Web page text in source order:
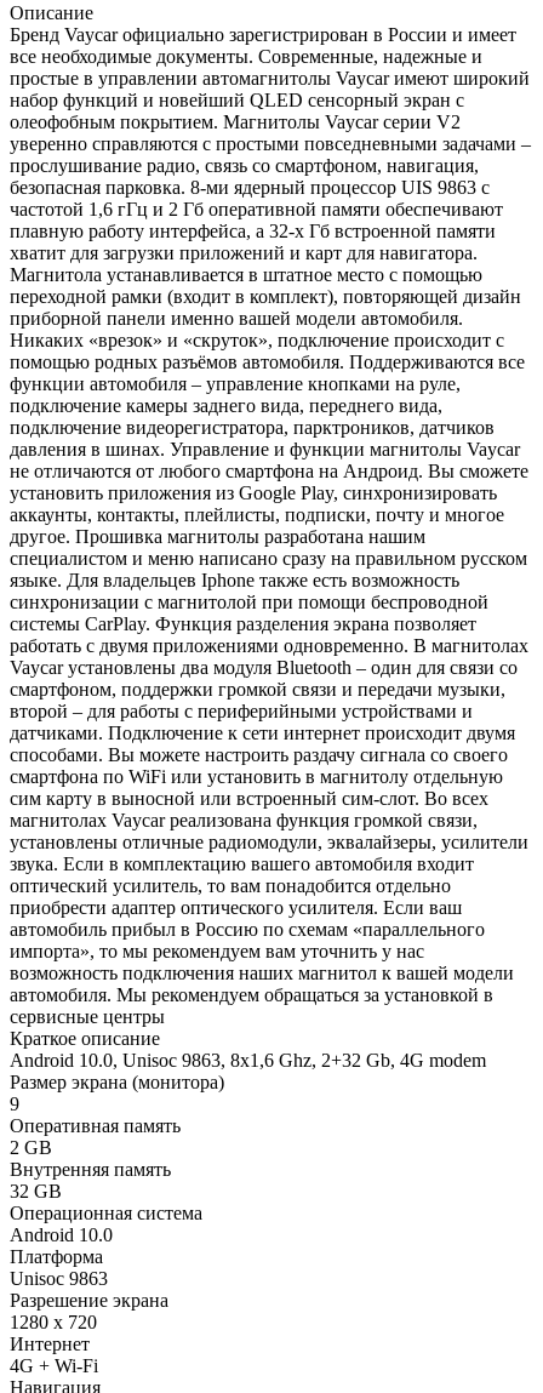
Описание
Бренд Vaycar официально зарегистрирован в России и имеет
все необходимые документы. Современные, надежные и
простые в управлении автомагнитолы Vaycar имеют широкий
набор функций и новейший QLED сенсорный экран с
олеофобным покрытием. Магнитолы Vaycar серии V2
уверенно справляются с простыми повседневными задачами –
прослушивание радио, связь со смартфоном, навигация,
безопасная парковка. 8-ми ядерный процессор UIS 9863 с
частотой 1,6 гГц и 2 Гб оперативной памяти обеспечивают
плавную работу интерфейса, а 32-х Гб встроенной памяти
хватит для загрузки приложений и карт для навигатора.
Магнитола устанавливается в штатное место с помощью
переходной рамки (входит в комплект), повторяющей дизайн
приборной панели именно вашей модели автомобиля.
Никаких «врезок» и «скруток», подключение происходит с
помощью родных разъёмов автомобиля. Поддерживаются все
функции автомобиля – управление кнопками на руле,
подключение камеры заднего вида, переднего вида,
подключение видеорегистратора, парктроников, датчиков
давления в шинах. Управление и функции магнитолы Vaycar
не отличаются от любого смартфона на Андроид. Вы сможете
установить приложения из Google Play, синхронизировать
аккаунты, контакты, плейлисты, подписки, почту и многое
другое. Прошивка магнитолы разработана нашим
специалистом и меню написано сразу на правильном русском
языке. Для владельцев Iphone также есть возможность
синхронизации с магнитолой при помощи беспроводной
системы CarPlay. Функция разделения экрана позволяет
работать с двумя приложениями одновременно. В магнитолах
Vaycar установлены два модуля Bluetooth – один для связи со
смартфоном, поддержки громкой связи и передачи музыки,
второй – для работы с периферийными устройствами и
датчиками. Подключение к сети интернет происходит двумя
способами. Вы можете настроить раздачу сигнала со своего
смартфона по WiFi или установить в магнитолу отдельную
сим карту в выносной или встроенный сим-слот. Во всех
магнитолах Vaycar реализована функция громкой связи,
установлены отличные радиомодули, эквалайзеры, усилители
звука. Если в комплектацию вашего автомобиля входит
оптический усилитель, то вам понадобится отдельно
приобрести адаптер оптического усилителя. Если ваш
автомобиль прибыл в Россию по схемам «параллельного
импорта», то мы рекомендуем вам уточнить у нас
возможность подключения наших магнитол к вашей модели
автомобиля. Мы рекомендуем обращаться за установкой в
сервисные центры
Краткое описание
Android 10.0, Unisoc 9863, 8х1,6 Ghz, 2+32 Gb, 4G modem
Размер экрана (монитора)
9
Оперативная память
2 GB
Внутренняя память
32 GB
Операционная система
Android 10.0
Платформа
Unisoc 9863
Разрешение экрана
1280 x 720
Интернет
4G + Wi-Fi
Навигация